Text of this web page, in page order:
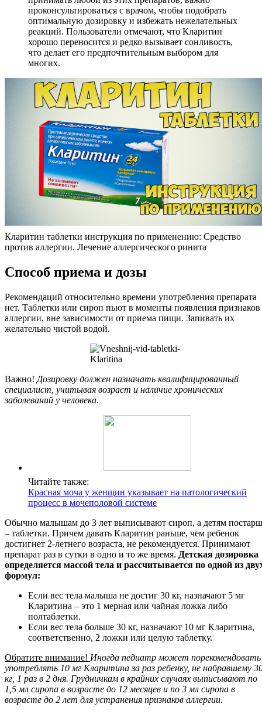
проконсультироваться с врачом, чтобы подобрать
оптимальную дозировку и избежать нежелательных
реакций. Пользователи отмечают, что Кларитин
хорошо переносится и редко вызывает сонливость,
что делает его предпочтительным выбором для
многих.
Кларитин таблетки инструкция по применению: Средство
против аллергии. Лечение аллергического ринита
Способ приема и дозы
Рекомендаций относительно времени употребления препарата
нет. Таблетки или сироп пьют в моменты появления признаков
аллергии, вне зависимости от приема пищи. Запивать их
желательно чистой водой.
Важно! Дозировку должен назначать квалифицированный
специалист, учитывая возраст и наличие хронических
заболеваний у человека.
Читайте также:
Красная моча у женщин указывает на патологический
процесс в мочеполовой системе
Обычно малышам до 3 лет выписывают сироп, а детям
– таблетки. Причем давать Кларитин раньше, чем ребенок
достигнет 2-летнего возраста, не рекомендуется. Принимают
препарат раз в сутки в одно и то же время. Детская дозировка
определяется массой тела и рассчитывается по одной из
формул:
Если вес тела малыша не достиг 30 кг, назначают 5 мг
Кларитина – это 1 мерная или чайная ложка либо
полтаблетки.
Если вес тела больше 30 кг, назначают 10 мг Кларитина,
соответственно, 2 ложки или целую таблетку.
Обратите внимание! Иногда педиатр может порекомендовать
употреблять 10 мг Кларитина за раз ребенку, не набравшему
кг, 1 раз в 2 дня. Грудничкам в крайних случаях выписывают по
1,5 мл сиропа в возрасте до 12 месяцев и по 3 мл сиропа в
возрасте до 2 лет для устранения признаков аллергии.